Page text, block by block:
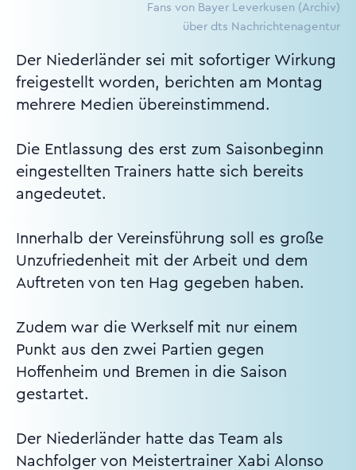
Fans von Bayer Leverkusen (Archiv)
über dts Nachrichtenagentur
Der Niederländer sei mit sofortiger Wirkung
freigestellt worden, berichten am Montag
mehrere Medien übereinstimmend.
Die Entlassung des erst zum Saisonbeginn
eingestellten Trainers hatte sich bereits
angedeutet.
Innerhalb der Vereinsführung soll es große
Unzufriedenheit mit der Arbeit und dem
Auftreten von ten Hag gegeben haben.
Zudem war die Werkself mit nur einem
Punkt aus den zwei Partien gegen
Hoffenheim und Bremen in die Saison
gestartet.
Der Niederländer hatte das Team als
Nachfolger von Meistertrainer Xabi Alonso